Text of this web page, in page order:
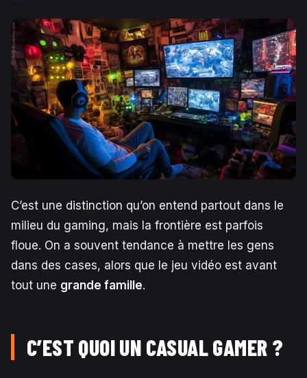
C’est une distinction qu’on entend partout dans le
milieu du gaming, mais la frontière est parfois
floue. On a souvent tendance à mettre les gens
dans des cases, alors que le jeu vidéo est avant
tout une grande famille.
C’EST QUOI UN CASUAL GAMER ?